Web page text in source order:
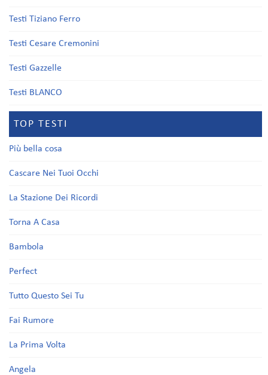
Testi Tiziano Ferro
Testi Cesare Cremonini
Testi Gazzelle
Testi BLANCO
TOP TESTI
Più bella cosa
Cascare Nei Tuoi Occhi
La Stazione Dei Ricordi
Torna A Casa
Bambola
Perfect
Tutto Questo Sei Tu
Fai Rumore
La Prima Volta
Angela